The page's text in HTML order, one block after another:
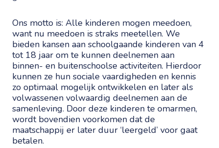
Ons motto is: Alle kinderen mogen meedoen,
want nu meedoen is straks meetellen. We
bieden kansen aan schoolgaande kinderen van 4
tot 18 jaar om te kunnen deelnemen aan
binnen- en buitenschoolse activiteiten. Hierdoor
kunnen ze hun sociale vaardigheden en kennis
zo optimaal mogelijk ontwikkelen en later als
volwassenen volwaardig deelnemen aan de
samenleving. Door deze kinderen te omarmen,
wordt bovendien voorkomen dat de
maatschappij er later duur ‘leergeld’ voor gaat
betalen.